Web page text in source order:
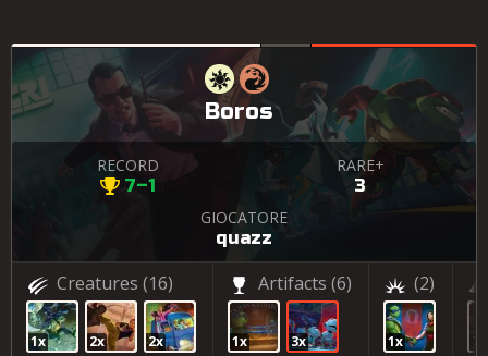
Boros
RECORD
7–1
RARE+
3
GIOCATORE
quazz
Creatures (16)
1x 2x 2x
Artifacts (6)
1x 3x
(2)
1x 7x